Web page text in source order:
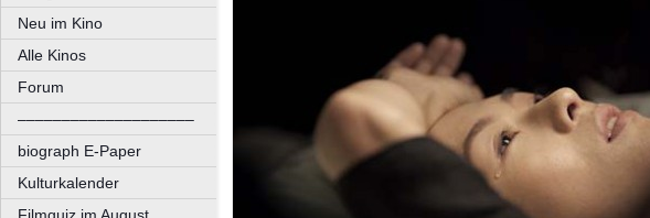
Neu im Kino
Alle Kinos
Forum
––––––––––––––––––––
biograph E-Paper
Kulturkalender